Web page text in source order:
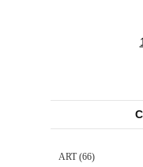
1
ART(66)